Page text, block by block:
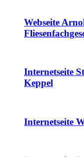
Webseite
Internetseite
Keppel
Internetseite